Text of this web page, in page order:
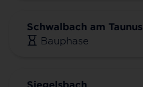
Schwalbach am Taunus
Bauphase
Siegelsbach